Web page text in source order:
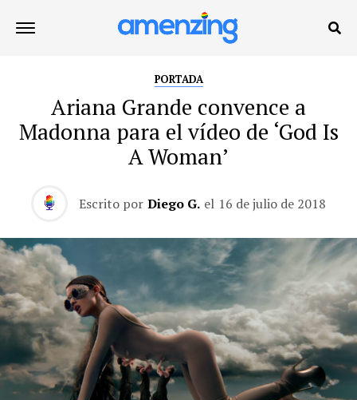
PORTADA
Ariana Grande convence a
Madonna para el vídeo de ‘God Is
A Woman’
Escrito por Diego G. el 16 de julio de 2018